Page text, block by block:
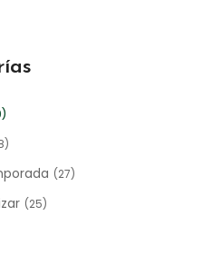
(27)
(25)